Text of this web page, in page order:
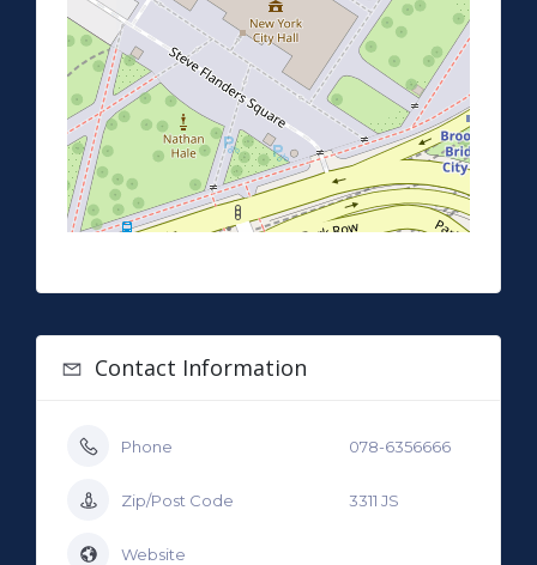
Contact Information
Phone 078-6356666
Zip/Post Code 3311 JS
Website